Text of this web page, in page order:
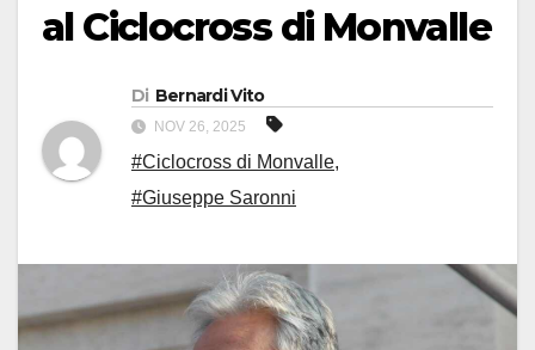
al Ciclocross di Monvalle
Di Bernardi Vito
NOV 26, 2025
#Ciclocross di Monvalle,
#Giuseppe Saronni